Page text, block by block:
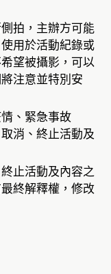
拍，主辦方可能
用於活動紀錄或
望被攝影，可以
注意並特別安
、緊急事故
消、終止活動及
止活動及內容之
終解釋權，修改